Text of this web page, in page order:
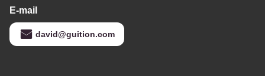
E-mail
david@guition.com